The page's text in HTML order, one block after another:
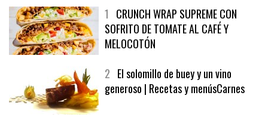
1CRUNCH WRAP SUPREME CON
SOFRITO DE TOMATE AL CAFÉ Y
MELOCOTÓN
2El solomillo de buey y un vino